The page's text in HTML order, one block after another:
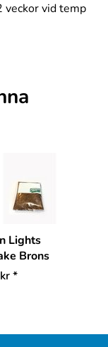
veckor vid temp
Lights
Brons
kr*